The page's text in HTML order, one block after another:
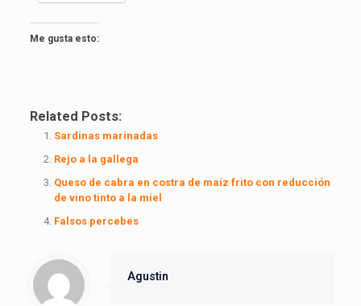
Me gusta esto:
Related Posts:
Sardinas marinadas
Rejo a la gallega
Queso de cabra en costra de maíz frito con reducción
de vino tinto a la miel
Falsos percebes
Agustin